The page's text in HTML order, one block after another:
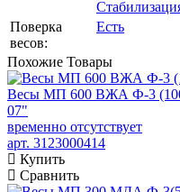
Поверка
весов:
Есть
Похожие Товары
Весы МП 600 ВЖА Ф-3
07"
временно отсутствует
арт. 3123000414
Купить
Сравнить